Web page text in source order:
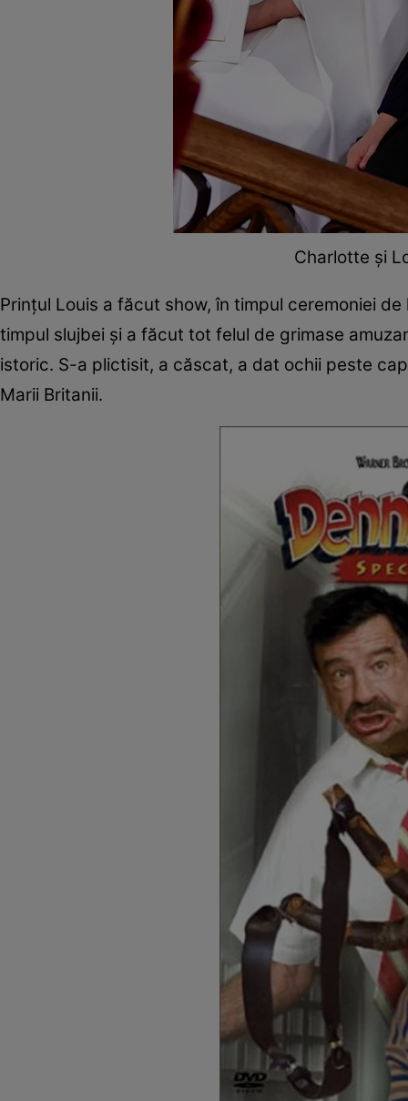
Charlotte și
Prințul Louis a făcut show, în timpul ceremoniei
timpul slujbei și a făcut tot felul de grimase
istoric. S-a plictisit, a căscat, a dat ochii peste
Marii Britanii.